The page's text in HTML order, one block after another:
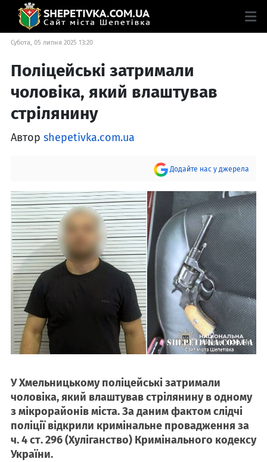
Субота, 05 липня 2025 13:20
Поліцейські затримали
чоловіка, який влаштував
стрілянину
Автор shepetivka.com.ua
Додайте нас у джерела
У Хмельницькому поліцейські затримали
чоловіка, який влаштував стрілянину в одному
з мікрорайонів міста. За даним фактом слідчі
поліції відкрили кримінальне провадження за
ч. 4 ст. 296 (Хуліганство) Кримінального кодексу
України.